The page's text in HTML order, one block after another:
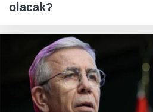
olacak?